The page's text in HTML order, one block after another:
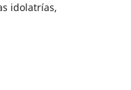
idolatrías,